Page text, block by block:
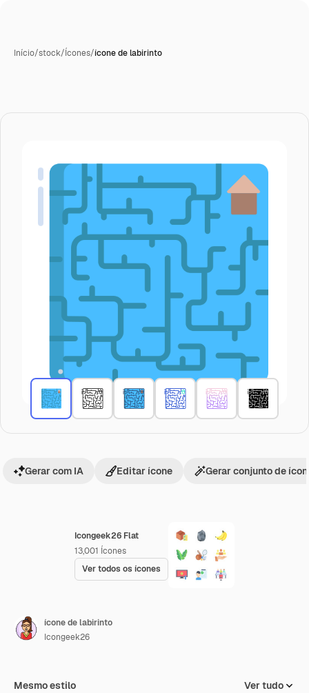
Início/stock/Ícones/ícone de labirinto
Icongeek26 Flat
13,001 Ícones
Ver todos os ícones
Gerar com IA Editar ícone Gerar conjunto de
ícone de labirinto
Icongeek26
Mesmo estilo Ver tudo